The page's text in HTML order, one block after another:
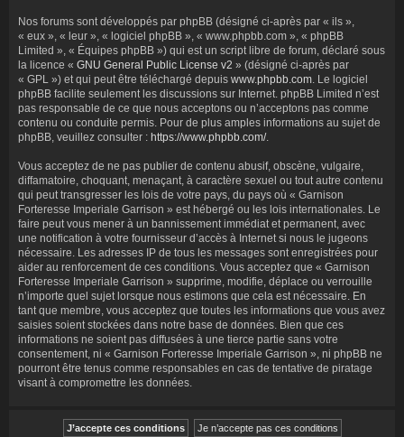
Nos forums sont développés par phpBB (désigné ci-après par « ils »,
« eux », « leur », « logiciel phpBB », « www.phpbb.com », « phpBB
Limited », « Équipes phpBB ») qui est un script libre de forum, déclaré sous
la licence « GNU General Public License v2 » (désigné ci-après par
« GPL ») et qui peut être téléchargé depuis www.phpbb.com. Le logiciel
phpBB facilite seulement les discussions sur Internet. phpBB Limited n’est
pas responsable de ce que nous acceptons ou n’acceptons pas comme
contenu ou conduite permis. Pour de plus amples informations au sujet de
phpBB, veuillez consulter : https://www.phpbb.com/.
Vous acceptez de ne pas publier de contenu abusif, obscène, vulgaire,
diffamatoire, choquant, menaçant, à caractère sexuel ou tout autre contenu
qui peut transgresser les lois de votre pays, du pays où « Garnison
Forteresse Imperiale Garrison » est hébergé ou les lois internationales. Le
faire peut vous mener à un bannissement immédiat et permanent, avec
une notification à votre fournisseur d’accès à Internet si nous le jugeons
nécessaire. Les adresses IP de tous les messages sont enregistrées pour
aider au renforcement de ces conditions. Vous acceptez que « Garnison
Forteresse Imperiale Garrison » supprime, modifie, déplace ou verrouille
n’importe quel sujet lorsque nous estimons que cela est nécessaire. En
tant que membre, vous acceptez que toutes les informations que vous avez
saisies soient stockées dans notre base de données. Bien que ces
informations ne soient pas diffusées à une tierce partie sans votre
consentement, ni « Garnison Forteresse Imperiale Garrison », ni phpBB ne
pourront être tenus comme responsables en cas de tentative de piratage
visant à compromettre les données.